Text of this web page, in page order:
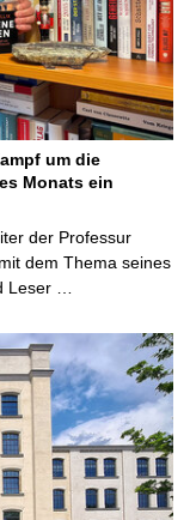
um die
Monats ein
der Professur
dem Thema seines
Leser …